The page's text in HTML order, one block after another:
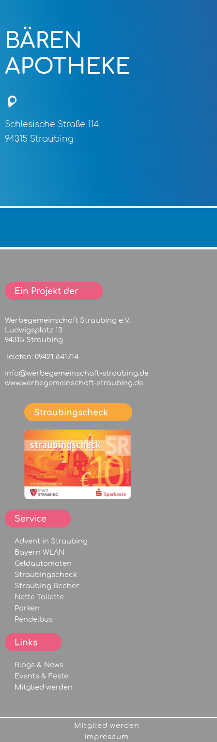
BÄREN
APOTHEKE
Schlesische Straße 114
94315 Straubing
Ein Projekt der
Werbegemeinschaft Straubing e.V.
Ludwigsplatz 13
94315 Straubing
Telefon: 09421 841714
info@werbegemeinschaft-straubing.de
www.werbegemeinschaft-straubing.de
Straubingscheck
Service
Advent in Straubing
Bayern WLAN
Geldautomaten
Straubingscheck
Straubing Becher
Nette Toilette
Parken
Pendelbus
Links
Blogs & News
Events & Feste
Mitglied werden
Mitglied werden
Impressum